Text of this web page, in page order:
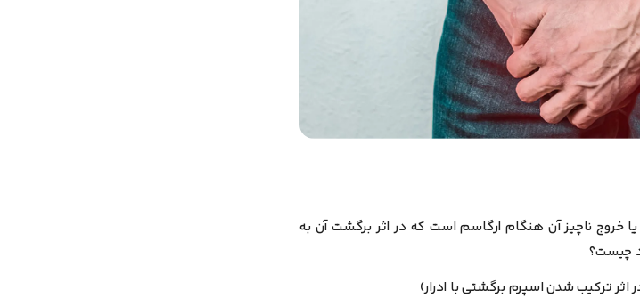
خروج ناچیز آن هنگام ارگاسم است که در اثر برگشت آن به
چیست؟
اثر ترکیب شدن اسپرم برگشتی با ادرار)